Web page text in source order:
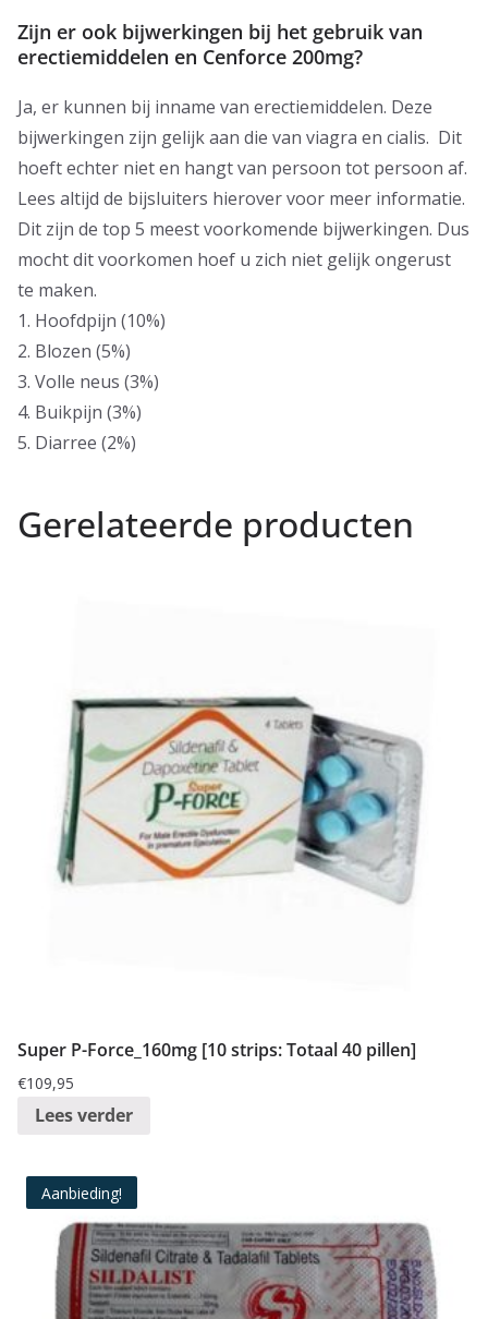
Zijn er ook bijwerkingen bij het gebruik van
erectiemiddelen en Cenforce 200mg?
Ja, er kunnen bij inname van erectiemiddelen. Deze
bijwerkingen zijn gelijk aan die van viagra en cialis. Dit
hoeft echter niet en hangt van persoon tot persoon af.
Lees altijd de bijsluiters hierover voor meer informatie.
Dit zijn de top 5 meest voorkomende bijwerkingen. Dus
mocht dit voorkomen hoef u zich niet gelijk ongerust
te maken.
1. Hoofdpijn (10%)
2. Blozen (5%)
3. Volle neus (3%)
4. Buikpijn (3%)
5. Diarree (2%)
Gerelateerde producten
Super P-Force_160mg [10 strips: Totaal 40 pillen]
€109,95
Lees verder
Aanbieding!